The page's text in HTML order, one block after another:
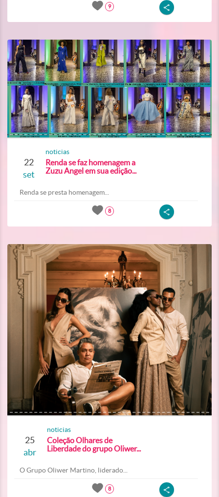
9
22
set
noticias
Renda se faz homenagem a
Zuzu Angel em sua edição...
Renda se presta homenagem...
8
25
abr
noticias
Coleção Olhares de
Liberdade do grupo Oliwer...
O Grupo Oliwer Martino, liderado...
8